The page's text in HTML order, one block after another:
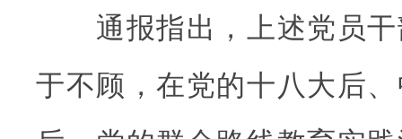
通报指出，上述党员干
于不顾，在党的十八大后